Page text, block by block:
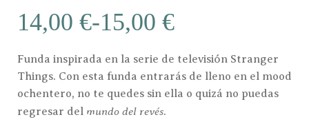
14,00 €-15,00 €
Funda inspirada en la serie de televisión Stranger
Things. Con esta funda entrarás de lleno en el mood
ochentero, no te quedes sin ella o quizá no puedas
regresar del mundo del revés.